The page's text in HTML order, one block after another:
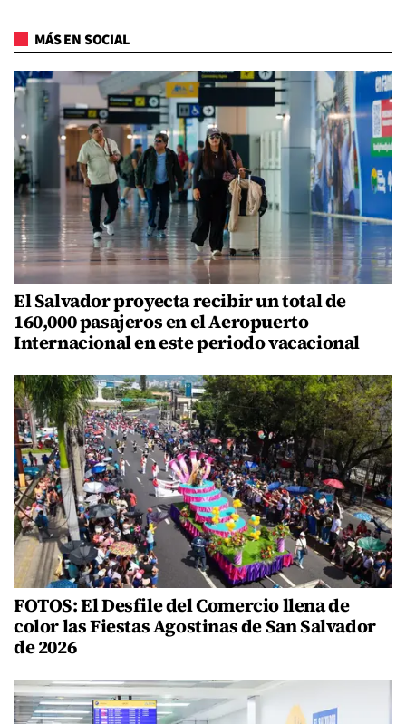
MÁS EN SOCIAL
El Salvador proyecta recibir un total de
160,000 pasajeros en el Aeropuerto
Internacional en este periodo vacacional
FOTOS: El Desfile del Comercio llena de
color las Fiestas Agostinas de San Salvador
de 2026